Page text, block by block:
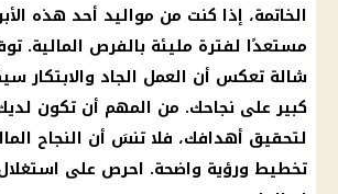
الخاتمة، إذا كنت من مواليد أحد هذه
مستعدًا لفترة مليئة بالفرص المالية.
شالة تعكس أن العمل الجاد والابتكار
كبير على نجاحك. من المهم أن تكون
لتحقيق أهدافك، فلا تنسَ أن النجاح
تخطيط ورؤية واضحة. احرص على